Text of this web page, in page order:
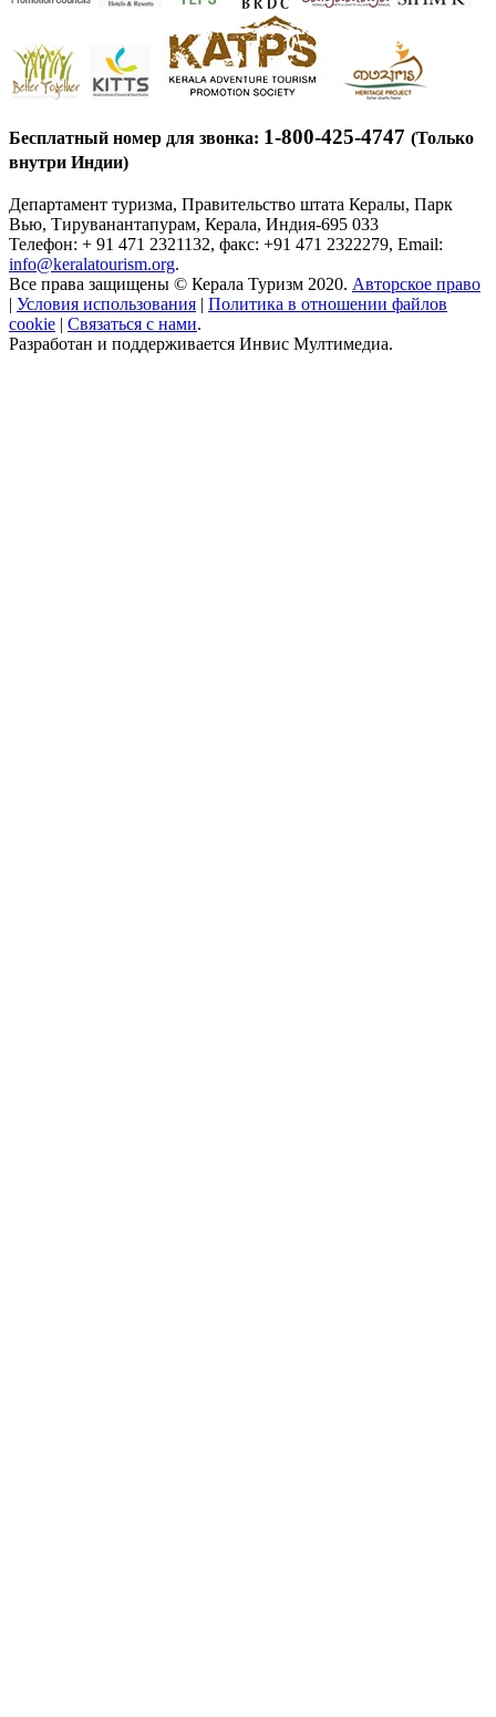
Бесплатный номер для звонка: 1-800-425-4747 (Только
внутри Индии)
Департамент туризма, Правительство штата Кералы, Парк
Вью, Тируванантапурам, Керала, Индия-695 033
Телефон: + 91 471 2321132, факс: +91 471 2322279, Email:
info@keralatourism.org.
Все права защищены © Керала Туризм 2020. Авторское право
| Условия использования | Политика в отношении файлов
cookie | Связаться с нами.
Разработан и поддерживается Инвис Мултимедиа.